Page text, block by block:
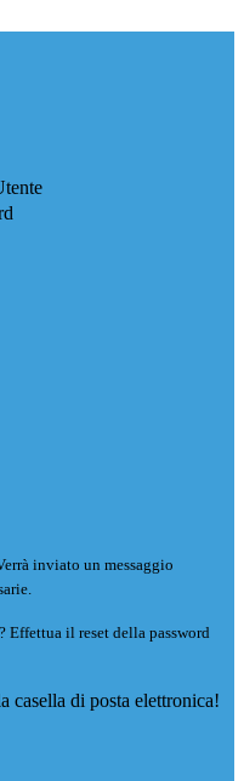
inviato un messaggio
Effettua il reset della password
casella di posta elettronica!